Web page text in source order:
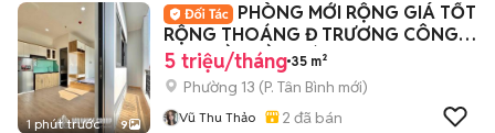
1 phút trước 9
PHÒNG MỚI RỘNG GIÁ TỐT
RỘNG THOÁNG Đ TRƯƠNG CÔNG
ĐỊNH GẦN BẦU CÁT
5 triệu/tháng 35 m²
Phường 13 (P. Tân Bình mới)
Vũ Thu Thảo 2 đã bán